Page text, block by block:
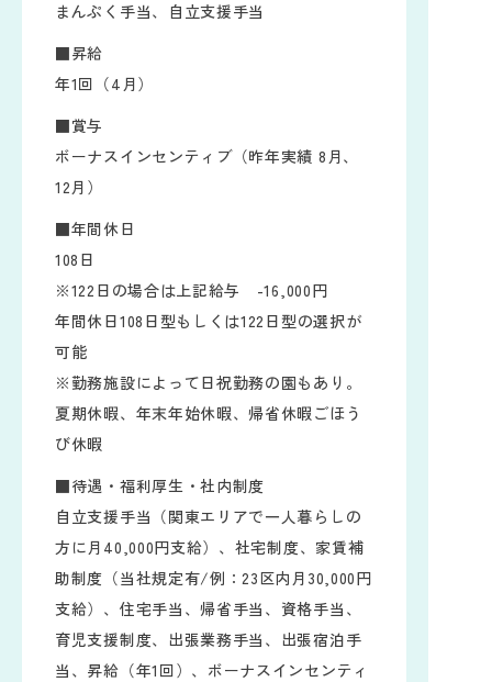
まんぷく手当、自立支援手当
■昇給
年1回（4月）
■賞与
ボーナスインセンティブ（昨年実績 8月、
12月）
■年間休日
108日
※122日の場合は上記給与 -16,000円
年間休日108日型もしくは122日型の選択が
可能
※勤務施設によって日祝勤務の園もあり。
夏期休暇、年末年始休暇、帰省休暇ごほう
び休暇
■待遇・福利厚生・社内制度
自立支援手当（関東エリアで一人暮らしの
方に月40,000円支給）、社宅制度、家賃補
助制度（当社規定有/例：23区内月30,000円
支給）、住宅手当、帰省手当、資格手当、
育児支援制度、出張業務手当、出張宿泊手
当、昇給（年1回）、ボーナスインセンティ